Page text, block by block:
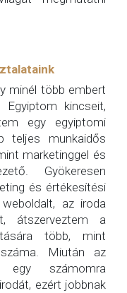
minél több embert
Egyiptom kincseit,
egy egyiptomi
teljes munkaidős
marketinggel és
Gyökeresen
és értékesítési
az iroda
átszerveztem a
több, mint
Miután az
egy számomra
ezért jobbnak